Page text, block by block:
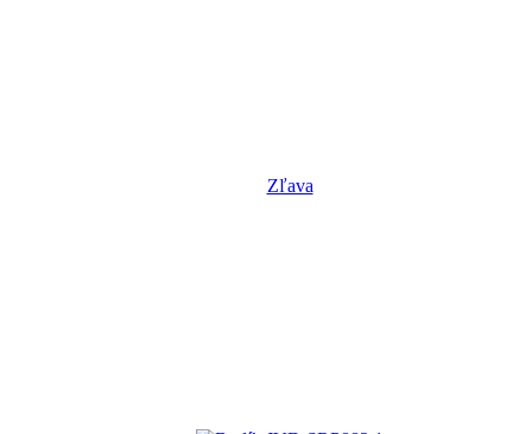
Zľava